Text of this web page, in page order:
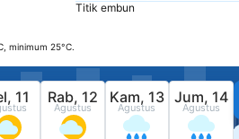
minimum 25°C.
Titik embun
11 Rab, 12
Agustus
Kam, 13
Agustus
Jum, 14
Agustus